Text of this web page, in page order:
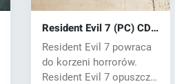
Resident Evil 7 (PC) CD
key
Resident Evil 7 powraca
do korzeni horrorów.
Resident Evil 7 opuszcza